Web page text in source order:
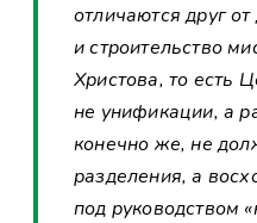
отличаются друг от
и строительство
Христова, то есть
не унификации, а
конечно же, не
разделения, а
под руководством